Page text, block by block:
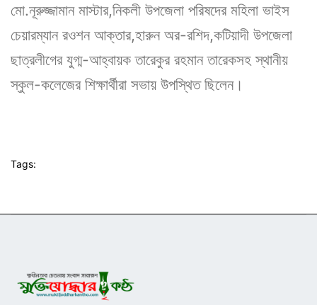
মো.নূরুজ্জামান মাস্টার,নিকলী উপজেলা পরিষদের মহিলা ভাইস
চেয়ারম্যান রওশন আক্তার,হারুন অর-রশিদ,কটিয়াদী উপজেলা
ছাত্রলীগের যুগ্ম-আহ্বায়ক তারেকুর রহমান তারেকসহ স্থানীয়
স্কুল-কলেজের শিক্ষার্থীরা সভায় উপস্থিত ছিলেন।
Tags: